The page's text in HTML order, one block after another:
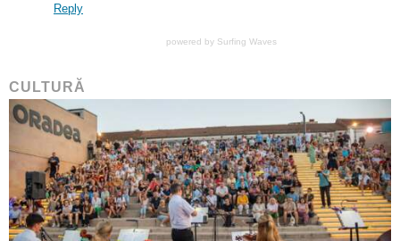
Reply
powered by Surfing Waves
CULTURĂ